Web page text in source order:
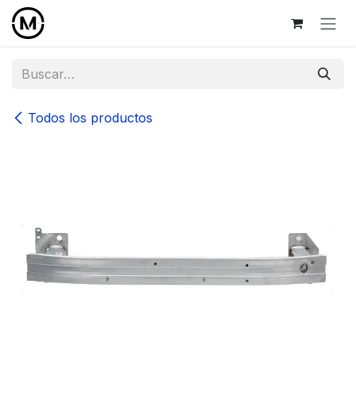
Ir al contenido
Todos los productos